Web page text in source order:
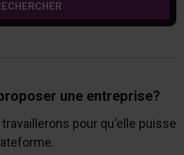
une entreprise?
pour qu'elle puisse